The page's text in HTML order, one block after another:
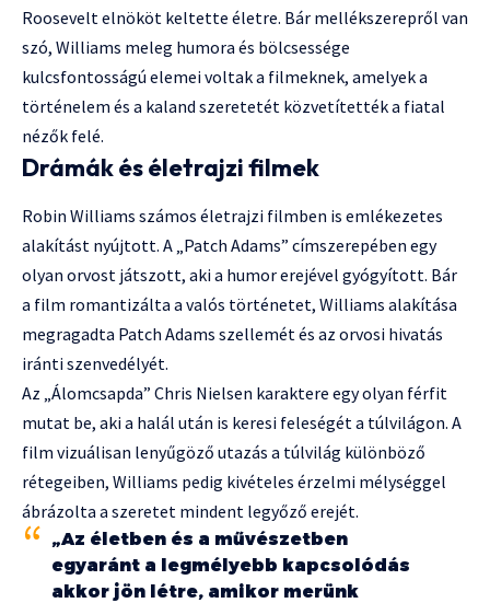
Roosevelt elnököt keltette életre. Bár mellékszerepről van
szó, Williams meleg humora és bölcsessége
kulcsfontosságú elemei voltak a filmeknek, amelyek a
történelem és a kaland szeretetét közvetítették a fiatal
nézők felé.
Drámák és életrajzi filmek
Robin Williams számos életrajzi filmben is emlékezetes
alakítást nyújtott. A „Patch Adams” címszerepében egy
olyan orvost játszott, aki a humor erejével gyógyított. Bár
a film romantizálta a valós történetet, Williams alakítása
megragadta Patch Adams szellemét és az orvosi hivatás
iránti szenvedélyét.
Az „Álomcsapda” Chris Nielsen karaktere egy olyan férfit
mutat be, aki a halál után is keresi feleségét a túlvilágon. A
film vizuálisan lenyűgöző utazás a túlvilág különböző
rétegeiben, Williams pedig kivételes érzelmi mélységgel
ábrázolta a szeretet mindent legyőző erejét.
„Az életben és a művészetben
egyaránt a legmélyebb kapcsolódás
akkor jön létre, amikor merünk